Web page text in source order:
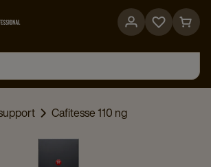
Go
page
Go
page
Cafitesse 110 ng